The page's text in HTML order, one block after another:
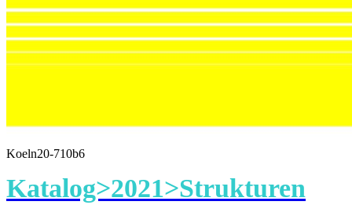
Koeln20-710b6
Katalog>2021>Strukturen